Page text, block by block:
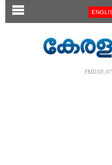
SECTIONS
FRIDAY,